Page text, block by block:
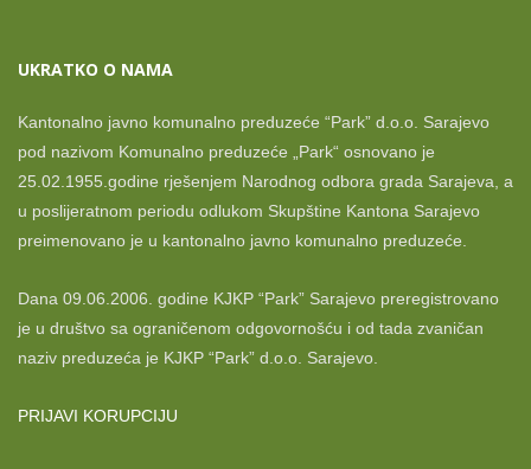
UKRATKO O NAMA
Kantonalno javno komunalno preduzeće “Park” d.o.o. Sarajevo
pod nazivom Komunalno preduzeće „Park“ osnovano je
25.02.1955.godine rješenjem Narodnog odbora grada Sarajeva, a
u poslijeratnom periodu odlukom Skupštine Kantona Sarajevo
preimenovano je u kantonalno javno komunalno preduzeće.
Dana 09.06.2006. godine KJKP “Park” Sarajevo preregistrovano
je u društvo sa ograničenom odgovornošću i od tada zvaničan
naziv preduzeća je KJKP “Park” d.o.o. Sarajevo.
PRIJAVI KORUPCIJU